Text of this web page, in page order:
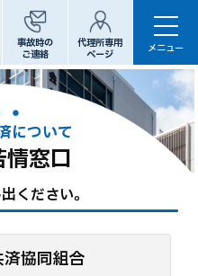
事故時の
ご連絡
代理所専用
ページ
について
窓口
ください。
協同組合
メニュー
代理所専用ページ
のご案内
の等の補償
の補償